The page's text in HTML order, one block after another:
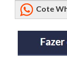
Cote